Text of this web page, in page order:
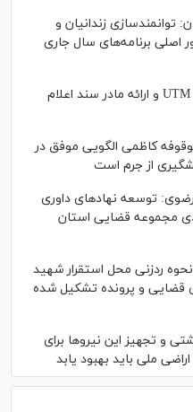
توانمندسازی زندانیان و
اصلی برنامه‌های سال جاری
جزئیات ثبت ادعا، تهیه نقشه UTM و ارائه مادر سند اعلام
کاظمی الگویی موفق در
از جرم است
توسعه نهاد‌های داوری
مجموعه قضایی استان
ردزنی محل استقرار شهید
قضایی و پرونده تشکیل شده
و تجهیز این نیرو‌ها برای
ملی باید بهبود یابد